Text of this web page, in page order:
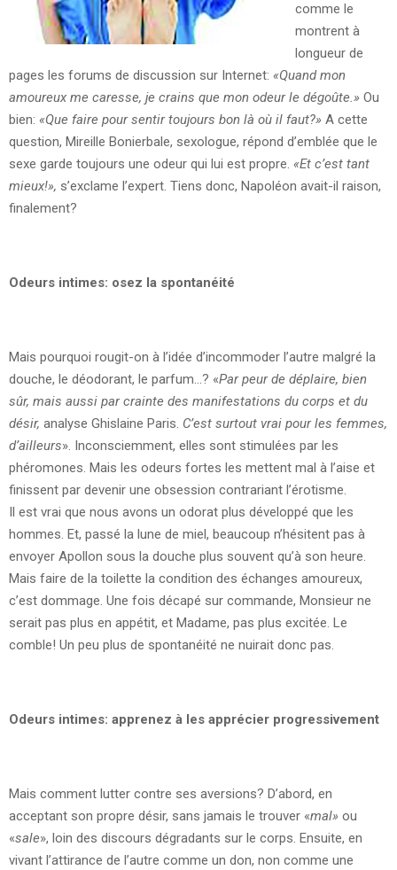
comme le
montrent à
longueur de
pages les forums de discussion sur Internet: «Quand mon
amoureux me caresse, je crains que mon odeur le dégoûte.» Ou
bien: «Que faire pour sentir toujours bon là où il faut?» A cette
question, Mireille Bonierbale, sexologue, répond d’emblée que le
sexe garde toujours une odeur qui lui est propre. «Et c’est tant
mieux!», s’exclame l’expert. Tiens donc, Napoléon avait-il raison,
finalement?
Odeurs intimes: osez la spontanéité
Mais pourquoi rougit-on à l’idée d’incommoder l’autre malgré la
douche, le déodorant, le parfum…? «Par peur de déplaire, bien
sûr, mais aussi par crainte des manifestations du corps et du
désir, analyse Ghislaine Paris. C’est surtout vrai pour les femmes,
d’ailleurs». Inconsciemment, elles sont stimulées par les
phéromones. Mais les odeurs fortes les mettent mal à l’aise et
finissent par devenir une obsession contrariant l’érotisme.
Il est vrai que nous avons un odorat plus développé que les
hommes. Et, passé la lune de miel, beaucoup n’hésitent pas à
envoyer Apollon sous la douche plus souvent qu’à son heure.
Mais faire de la toilette la condition des échanges amoureux,
c’est dommage. Une fois décapé sur commande, Monsieur ne
serait pas plus en appétit, et Madame, pas plus excitée. Le
comble! Un peu plus de spontanéité ne nuirait donc pas.
Odeurs intimes: apprenez à les apprécier progressivement
Mais comment lutter contre ses aversions? D’abord, en
acceptant son propre désir, sans jamais le trouver «mal» ou
«sale», loin des discours dégradants sur le corps. Ensuite, en
vivant l’attirance de l’autre comme un don, non comme une